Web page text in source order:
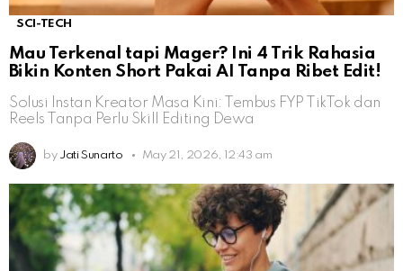
SCI-TECH
Mau Terkenal tapi Mager? Ini 4 Trik Rahasia
Bikin Konten Short Pakai AI Tanpa Ribet Edit!
Solusi Instan Kreator Masa Kini: Tembus FYP TikTok dan
Reels Tanpa Perlu Skill Editing Dewa
by Jati Sunarto May 21, 2026, 12:43 am